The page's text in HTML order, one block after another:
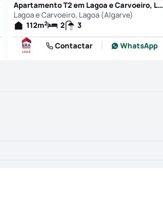
Apartamento T2 em Lagoa e Carvoeiro, Lagoa (Algarve)
Lagoa e Carvoeiro, Lagoa (Algarve)
112m2 2
3
Contactar
WhatsApp